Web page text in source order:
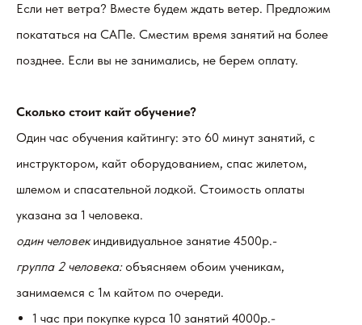
Если нет ветра? Вместе будем ждать ветер. Предложим
покататься на САПе. Сместим время занятий на более
позднее. Если вы не занимались, не берем оплату.
Сколько стоит кайт обучение?
Один час обучения кайтингу: это 60 минут занятий, с
инструктором, кайт оборудованием, спас жилетом,
шлемом и спасательной лодкой. Стоимость оплаты
указана за 1 человека.
один человекиндивидуальное занятие 4500р.-
группа 2 человека:объясняем обоим ученикам,
занимаемся с 1м кайтом по очереди.
1 час при покупке курса 10 занятий 4000р.-